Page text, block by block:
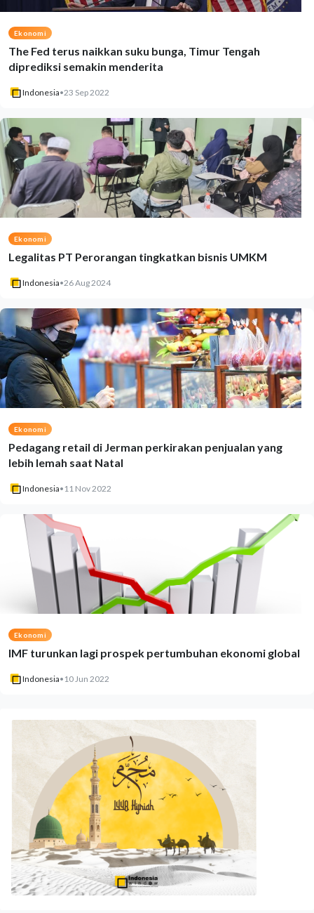
Ekonomi
The Fed terus naikkan suku bunga, Timur Tengah
diprediksi semakin menderita
Indonesia•23 Sep 2022
Ekonomi
Legalitas PT Perorangan tingkatkan bisnis UMKM
Indonesia•26 Aug 2024
Ekonomi
Pedagang retail di Jerman perkirakan penjualan yang
lebih lemah saat Natal
Indonesia• 11 Nov 2022
Ekonomi
IMF turunkan lagi prospek pertumbuhan ekonomi global
Indonesia• 10 Jun 2022